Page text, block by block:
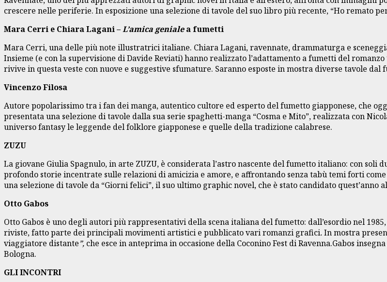
crescere nelle periferie. In esposizione una selezione di tavole del suo libro più recente, “Ho remato
Mara Cerri e Chiara Lagani –L’amica genialea fumetti
Mara Cerri, una delle più note illustratrici italiane. Chiara Lagani, ravennate, drammaturga e
Insieme (e con la supervisione di Davide Reviati) hanno realizzato l’adattamento a fumetti del
rivive in questa veste con nuove e suggestive sfumature. Saranno esposte in mostra diverse tavole dal
Vincenzo Filosa
Autore popolarissimo tra i fan dei manga, autentico cultore ed esperto del fumetto giapponese, che
presentata una selezione di tavole dalla sua serie spaghetti-manga “Cosma e Mito”, realizzata con
universo fantasy le leggende del folklore giapponese e quelle della tradizione calabrese.
ZUZU
La giovane Giulia Spagnulo, in arte ZUZU, è considerata l’astro nascente del fumetto italiano: con
profondo storie incentrate sulle relazioni di amicizia e amore, e affrontando senza tabù temi forti
una selezione di tavole da “Giorni felici”, il suo ultimo graphic novel, che è stato candidato quest’anno
Otto Gabos
Otto Gabos è uno degli autori più rappresentativi della scena italiana del fumetto: dall’esordio nel
riviste, fatto parte dei principali movimenti artistici e pubblicato vari romanzi grafici.In mostra
viaggiatore distante”, che esce in anteprima in occasione della Coconino Fest di Ravenna.Gabos
Bologna.
GLI INCONTRI